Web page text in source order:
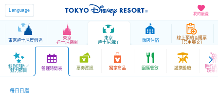
我的最愛
Language
東京迪士尼度假區
東京
迪士尼樂園
東京
迪士尼海洋
飯店住宿
線上預約＆購票
（只用英文）
特別活動／
魅力節目 營運時間表 票券資訊 獨家商品 園區餐飲 遊樂設施 遊行表
娛樂
每日日曆